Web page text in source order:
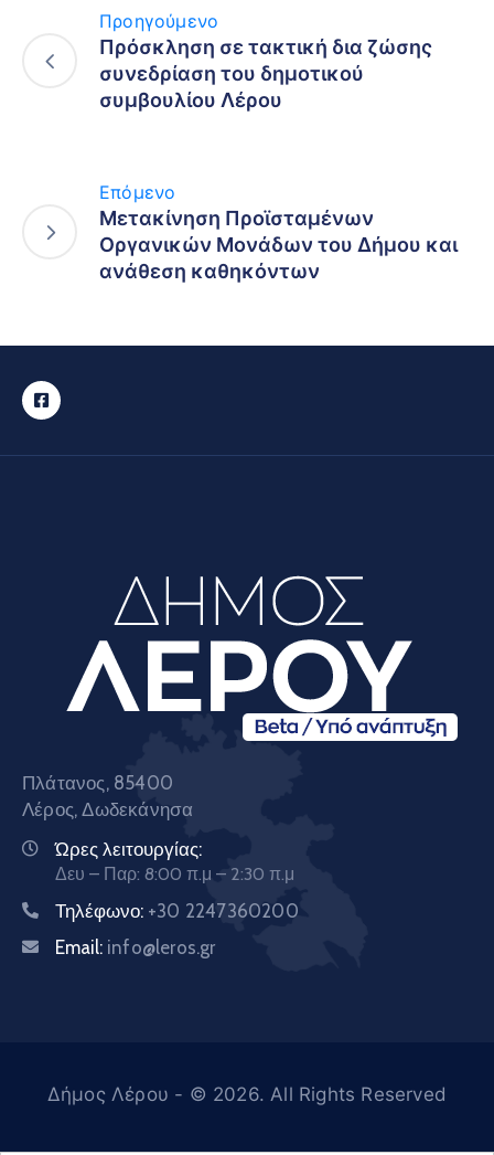
Προηγούμενο
Πρόσκληση σε τακτική δια ζώσης
συνεδρίαση του δημοτικού
συμβουλίου Λέρου
Επόμενο
Μετακίνηση Προϊσταμένων
Οργανικών Μονάδων του Δήμου και
ανάθεση καθηκόντων
Πλάτανος, 85400
Λέρος, Δωδεκάνησα
Ώρες λειτουργίας:
Δευ – Παρ: 8:00 π.μ – 2:30 π.μ
Τηλέφωνο: +30 2247360200
Email: info@leros.gr
Δήμος Λέρου - © 2026. All Rights Reserved